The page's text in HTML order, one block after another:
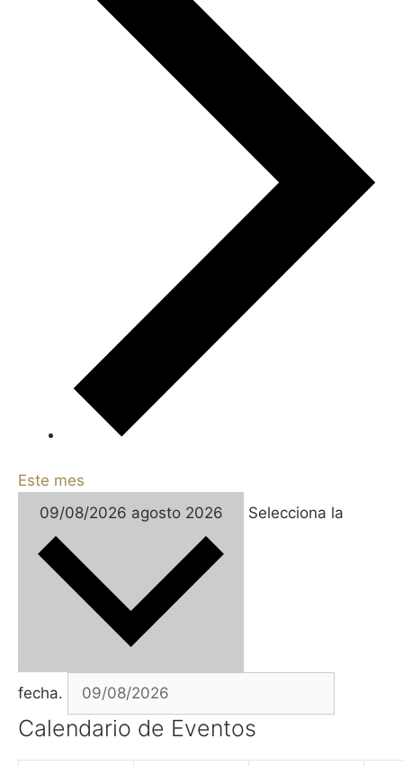
Este mes
09/08/2026 agosto 2026 Selecciona la
fecha.
Calendario de Eventos